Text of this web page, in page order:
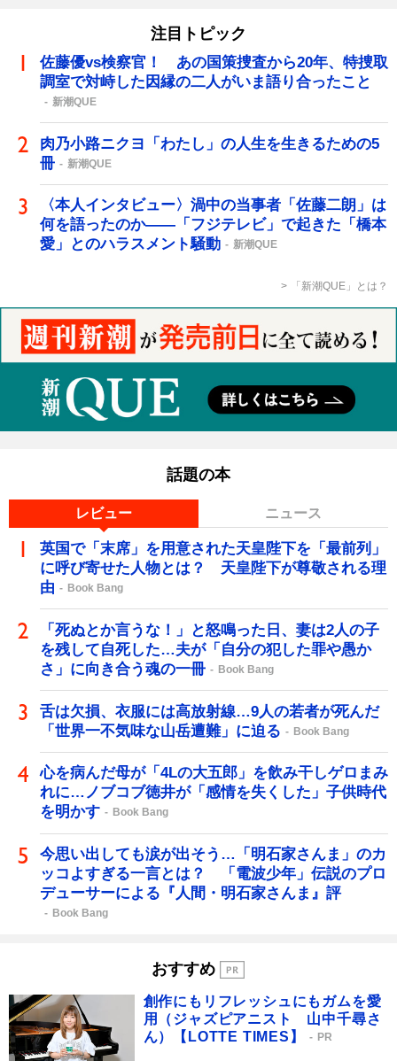
注目トピック
佐藤優vs検察官！ あの国策捜査から20年、特捜取
調室で対峙した因縁の二人がいま語り合ったこと
新潮QUE
肉乃小路ニクヨ「わたし」の人生を生きるための5
冊
新潮QUE
〈本人インタビュー〉渦中の当事者「佐藤二朗」は
何を語ったのか――「フジテレビ」で起きた「橋本
愛」とのハラスメント騒動
新潮QUE
「新潮QUE」とは？
話題の本
レビュー ニュース
英国で「末席」を用意された天皇陛下を「最前列」
に呼び寄せた人物とは？ 天皇陛下が尊敬される理
由
Book Bang
「死ぬとか言うな！」と怒鳴った日、妻は2人の子
を残して自死した…夫が「自分の犯した罪や愚か
さ」に向き合う魂の一冊
Book Bang
舌は欠損、衣服には高放射線…9人の若者が死んだ
「世界一不気味な山岳遭難」に迫る
Book Bang
心を病んだ母が「4Lの大五郎」を飲み干しゲロまみ
れに…ノブコブ徳井が「感情を失くした」子供時代
を明かす
Book Bang
今思い出しても涙が出そう…「明石家さんま」のカ
ッコよすぎる一言とは？ 「電波少年」伝説のプロ
デューサーによる『人間・明石家さんま』評
Book Bang
おすすめ
創作にもリフレッシュにもガムを愛
用（ジャズピアニスト 山中千尋さ
ん）【LOTTE TIMES】
PR